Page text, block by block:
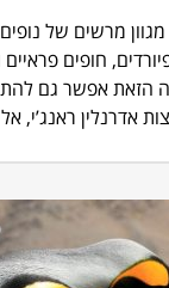
מגוון מרשים של
חופים
הזאת אפשר גם
אדרנלין ראנג’י,